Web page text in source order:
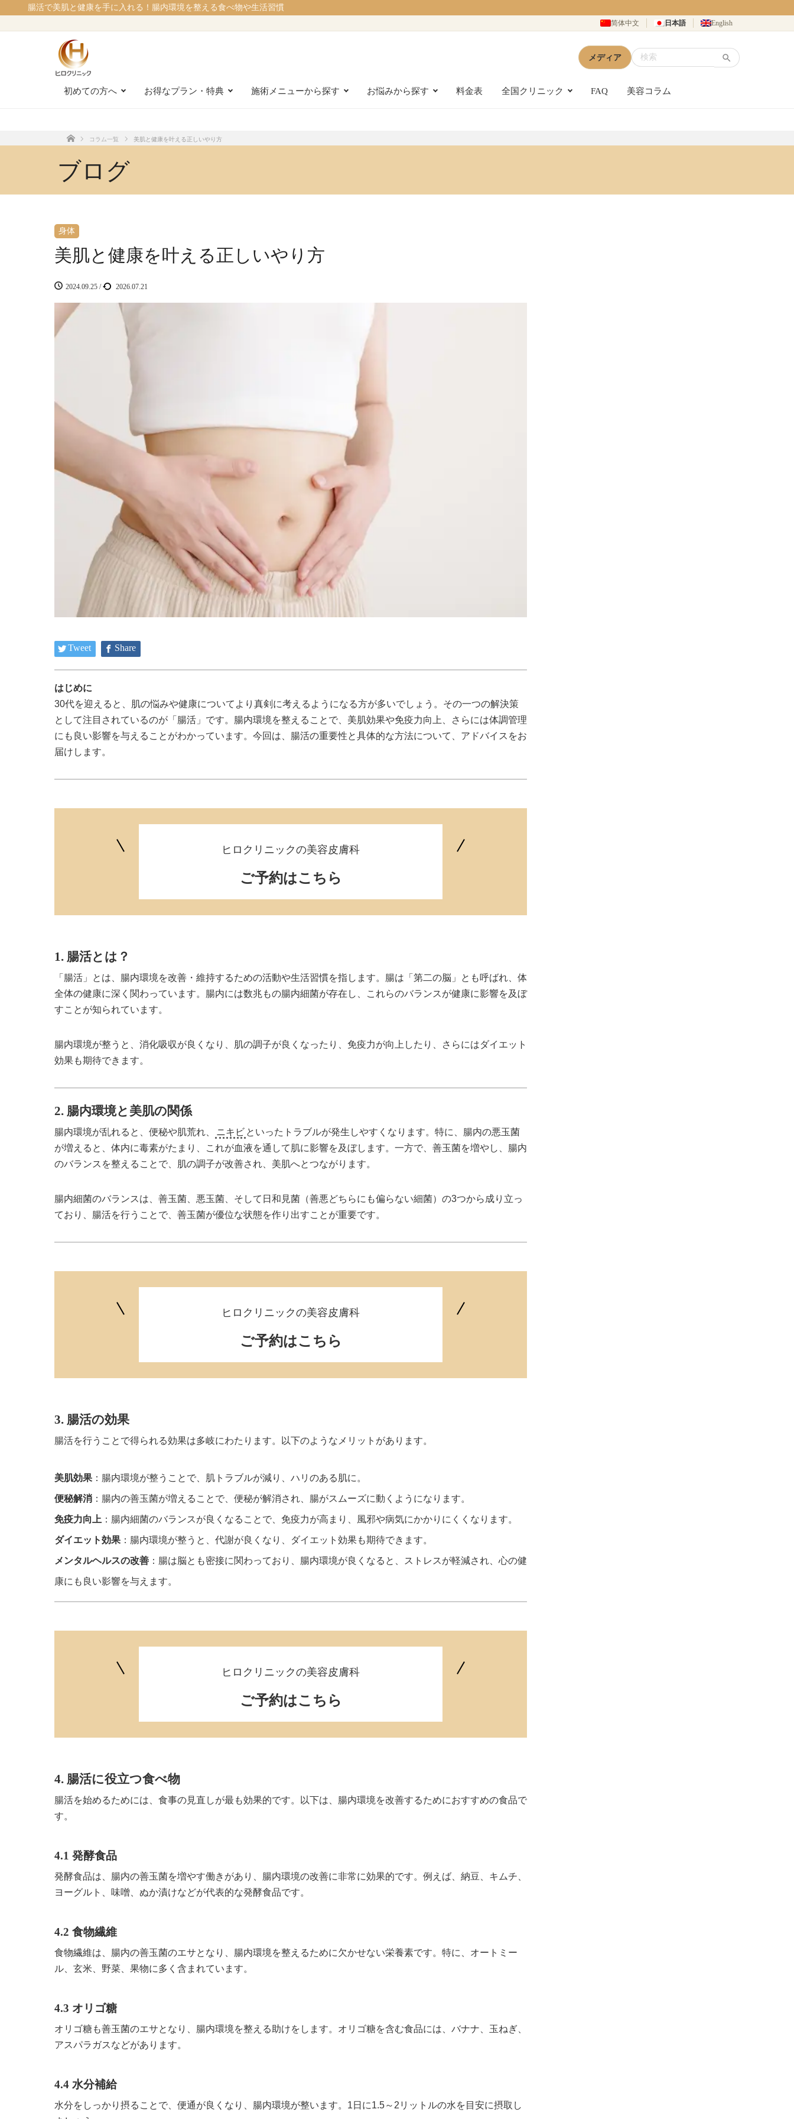
腸活で美肌と健康を手に入れる！腸内環境を整える食べ物や生活習慣
简体中文 日本語 English
メディア
初めての方へ お得なプラン・特典 施術メニューから探す お悩みから探す 料金表 全国クリニック FAQ 美容コラム
コラム一覧 美肌と健康を叶える正しいやり方
ブログ
身体
美肌と健康を叶える正しいやり方
2024.09.25 / 2026.07.21
Tweet Share
はじめに
30代を迎えると、肌の悩みや健康についてより真剣に考えるようになる方が多いでしょう。その一つの解決策
として注目されているのが「腸活」です。腸内環境を整えることで、美肌効果や免疫力向上、さらには体調管理
にも良い影響を与えることがわかっています。今回は、腸活の重要性と具体的な方法について、アドバイスをお
届けします。
ヒロクリニックの美容皮膚科
ご予約はこちら
1. 腸活とは？
「腸活」とは、腸内環境を改善・維持するための活動や生活習慣を指します。腸は「第二の脳」とも呼ばれ、体
全体の健康に深く関わっています。腸内には数兆もの腸内細菌が存在し、これらのバランスが健康に影響を及ぼ
すことが知られています。
腸内環境が整うと、消化吸収が良くなり、肌の調子が良くなったり、免疫力が向上したり、さらにはダイエット
効果も期待できます。
2. 腸内環境と美肌の関係
腸内環境が乱れると、便秘や肌荒れ、 ニキビ といったトラブルが発生しやすくなります。特に、腸内の悪玉菌
が増えると、体内に毒素がたまり、これが血液を通して肌に影響を及ぼします。一方で、善玉菌を増やし、腸内
のバランスを整えることで、肌の調子が改善され、美肌へとつながります。
腸内細菌のバランスは、善玉菌、悪玉菌、そして日和見菌（善悪どちらにも偏らない細菌）の3つから成り立っ
ており、腸活を行うことで、善玉菌が優位な状態を作り出すことが重要です。
ヒロクリニックの美容皮膚科
ご予約はこちら
3. 腸活の効果
腸活を行うことで得られる効果は多岐にわたります。以下のようなメリットがあります。
美肌効果 ：腸内環境が整うことで、肌トラブルが減り、ハリのある肌に。
便秘解消 ：腸内の善玉菌が増えることで、便秘が解消され、腸がスムーズに動くようになります。
免疫力向上 ：腸内細菌のバランスが良くなることで、免疫力が高まり、風邪や病気にかかりにくくなります。
ダイエット効果 ：腸内環境が整うと、代謝が良くなり、ダイエット効果も期待できます。
メンタルヘルスの改善 ：腸は脳とも密接に関わっており、腸内環境が良くなると、ストレスが軽減され、心の健
康にも良い影響を与えます。
ヒロクリニックの美容皮膚科
ご予約はこちら
4. 腸活に役立つ食べ物
腸活を始めるためには、食事の見直しが最も効果的です。以下は、腸内環境を改善するためにおすすめの食品で
す。
4.1 発酵食品
発酵食品は、腸内の善玉菌を増やす働きがあり、腸内環境の改善に非常に効果的です。例えば、納豆、キムチ、
ヨーグルト、味噌、ぬか漬けなどが代表的な発酵食品です。
4.2 食物繊維
食物繊維は、腸内の善玉菌のエサとなり、腸内環境を整えるために欠かせない栄養素です。特に、オートミー
ル、玄米、野菜、果物に多く含まれています。
4.3 オリゴ糖
オリゴ糖も善玉菌のエサとなり、腸内環境を整える助けをします。オリゴ糖を含む食品には、バナナ、玉ねぎ、
アスパラガスなどがあります。
4.4 水分補給
水分をしっかり摂ることで、便通が良くなり、腸内環境が整います。1日に1.5～2リットルの水を目安に摂取し